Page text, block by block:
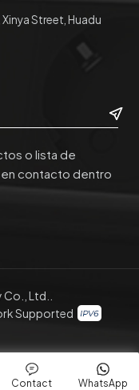
Street, Huadu
o lista de
contacto dentro
Ltd..
Supported
WhatsApp
Contact